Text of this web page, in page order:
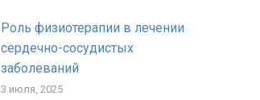
Роль физиотерапии в лечении
сердечно-сосудистых
заболеваний
3 июля, 2025